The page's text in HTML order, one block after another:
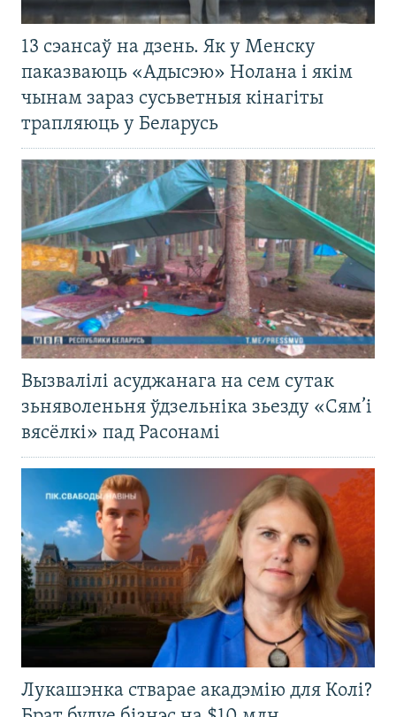
13 сэансаў на дзень. Як у Менску
паказваюць «Адысэю» Нолана і якім
чынам зараз сусьветныя кінагіты
трапляюць у Беларусь
Вызвалілі асуджанага на сем сутак
зьняволеньня ўдзельніка зьезду «Сям’і
вясёлкі» пад Расонамі
Лукашэнка стварае акадэмію для Колі?